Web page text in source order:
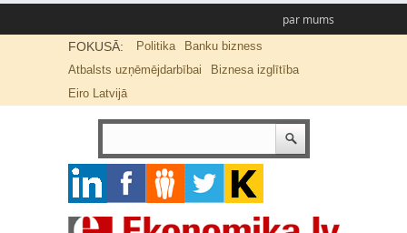
par mums
FOKUSĀ: Politika
Banku bizness
Atbalsts uzņēmējdarbībai
Biznesa izglītība
Eiro Latvijā